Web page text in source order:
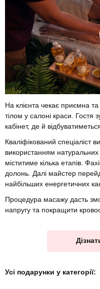
На клієнта чекає приємна
тілом у салоні краси. Гостя
кабінет, де й
Кваліфікований спеціаліст
використанням
міститиме кілька етапів.
долонь. Далі майстер
найбільших енергетичних
Процедура масажу дасть
напругу та покращити
Усі подарунки у категорії: